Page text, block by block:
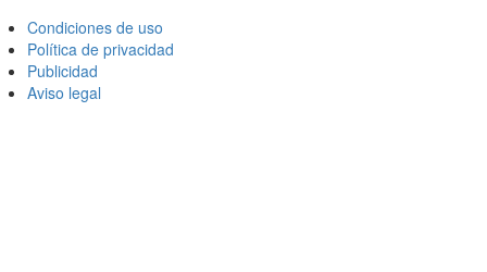
Condiciones de uso
Política de privacidad
Publicidad
Aviso legal